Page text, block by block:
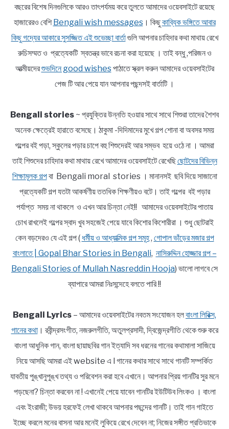
বছরের বিশেষ দিনগুলিকে আরও তাৎপর্যময় করে তুলতে আমাদের ওয়েবসাইটে রয়েছে
হাজারেরও বেশিBengali wish messages। কিছুকাব্যিক ভঙ্গিতে আবার
কিছু গদ্যের আকারে সুসজ্জিত এই শুভেচ্ছা বার্তাগুলি আপনার চাহিদার কথা মাথায় রেখে
রুচিসম্মত ও প্রত্যেকটি স্বতন্ত্র ভাবে রচনা করা হয়েছে । তাই বন্ধু ,পরিজন ও
আত্মীয়দেরশুভদিনে good wishesপাঠাতে স্ক্রল করুন আমাদের ওয়েবসাইটের
পেজ টি আর পেয়ে যান আপনার পছন্দসই বার্তাটি ।
Bengali stories ~ প্রযুক্তির উন্নতি হওয়ার সাথে সাথে শিশুরা তাদের শৈশব
অনেক ক্ষেত্রেই হারাতে বসেছে। ঠাকুমা -দিদিমাদের মুখে গল্প শোনা বা অবসর সময়
গল্পের বই পড়া, স্কুলের পড়ার চাপে বহু শিশুদেরই আর সম্ভব হয়ে ওঠে না । আমরা
তাই শিশুদের চাহিদার কথা মাথায় রেখে আমাদের ওয়েবসাইটে রেখেছিছোটদের বিভিন্ন
শিক্ষামূলক গল্পবা Bengali moral stories । মানানসই ছবি দিয়ে সাজানো
প্রত্যেকটি গল্প যতটা আকর্ষণীয় ততধিক শিক্ষণীয়ও বটে। তাই গল্পের বই পড়ার
পর্যাপ্ত সময় না থাকলে ও এখন আর চিন্তা নেই!! আমাদের ওয়েবসাইটের পাতায়
চোখ রাখলেই গল্পের স্বাদ খুব সহজেই পেয়ে যাবে কিশোর কিশোরীরা । শুধু ছোটরাই
কেন বড়দেরও যে এই গল্প ( ধর্মীয় ও আধ্যাত্মিক গল্প সমূহ, গোপাল ভাঁড়ের মজার গল্প
বাংলাতে | Gopal Bhar Stories in Bengali, নাসিরুদ্দিন হোজ্জার গল্প –
Bengali Stories of Mullah Nasreddin Hooja) ভালো লাগবে সে
ব্যাপারে আমরা নিঃসন্দেহে বলতে পারি !!
Bengali Lyrics – আমাদের ওয়েবসাইটের নবতম সংযোজন হলবাংলা লিরিক্স,
গানের কথা। রবীন্দ্রসংগীত, নজরুলগীতি, অতুলপ্রসাদী, দ্বিজেন্দ্রগীতি থেকে শুরু করে
বাংলা আধুনিক গান, বাংলা ছায়াছবির গান ইত্যাদি সব ধরনের গানের কথামালা সাজিয়ে
নিয়ে আসছি আমরা এই website এ l গানের কথার সাথে সাথে গানটি সম্পর্কিত
যাবতীয় পুঙ্খানুপুঙ্খ তথ্য ও পরিবেশন করা হবে এখানে। আপনার প্রিয় গানটির সুর মনে
পড়ছেনা? চিন্তা করবেন না ! এখানেই পেয়ে যাবেন গানটির ইউটিউব লিংকও । বাংলা
এবং ইংরাজী; উভয় হরফেই লেখা থাকবে আপনার পছন্দের গানটি। তাই গান গাইতে
ইচ্ছে করলে মনের বাসনা আর মনেই লুকিয়ে রেখে দেবেন না; নিজের সঙ্গীত প্রতিভাকে